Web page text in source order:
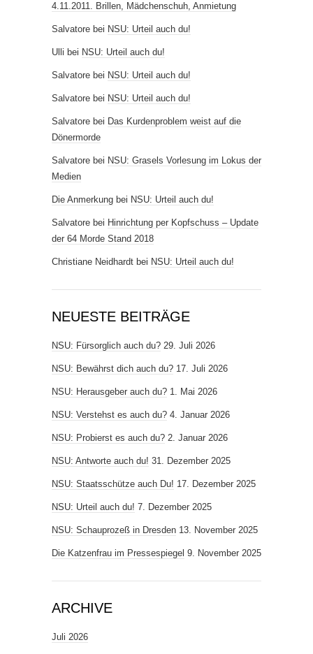
4.11.2011. Brillen, Mädchenschuh, Anmietung
Salvatore bei NSU: Urteil auch du!
Ulli bei NSU: Urteil auch du!
Salvatore bei NSU: Urteil auch du!
Salvatore bei NSU: Urteil auch du!
Salvatore bei Das Kurdenproblem weist auf die
Dönermorde
Salvatore bei NSU: Grasels Vorlesung im Lokus der
Medien
Die Anmerkung bei NSU: Urteil auch du!
Salvatore bei Hinrichtung per Kopfschuss – Update
der 64 Morde Stand 2018
Christiane Neidhardt bei NSU: Urteil auch du!
NEUESTE BEITRÄGE
NSU: Fürsorglich auch du? 29. Juli 2026
NSU: Bewährst dich auch du? 17. Juli 2026
NSU: Herausgeber auch du? 1. Mai 2026
NSU: Verstehst es auch du? 4. Januar 2026
NSU: Probierst es auch du? 2. Januar 2026
NSU: Antworte auch du! 31. Dezember 2025
NSU: Staatsschütze auch Du! 17. Dezember 2025
NSU: Urteil auch du! 7. Dezember 2025
NSU: Schauprozeß in Dresden 13. November 2025
Die Katzenfrau im Pressespiegel 9. November 2025
ARCHIVE
Juli 2026